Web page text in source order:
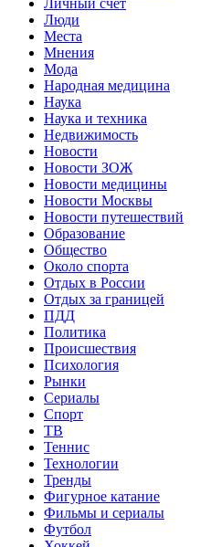
Личный счет
Люди
Места
Мнения
Мода
Народная медицина
Наука
Наука и техника
Недвижимость
Новости
Новости ЗОЖ
Новости медицины
Новости Москвы
Новости путешествий
Образование
Общество
Около спорта
Отдых в России
Отдых за границей
ПДД
Политика
Происшествия
Психология
Рынки
Сериалы
Спорт
ТВ
Теннис
Технологии
Тренды
Фигурное катание
Фильмы и сериалы
Футбол